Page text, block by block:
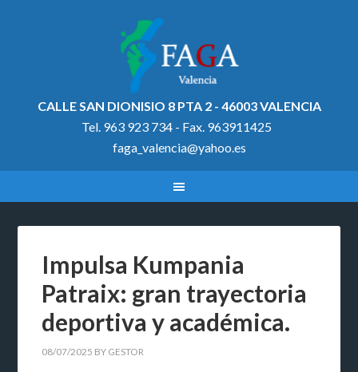
CALLE SAN DIONISIO 8 PTA 2 - 46003 VALENCIA
Tel. 963 923 734 - Fax. 963911425
faga_valencia@yahoo.es
Impulsa Kumpania
Patraix: gran trayectoria
deportiva y académica.
08/07/2025 BY GESTOR